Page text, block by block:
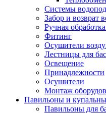
Системы
Забор и возврат
Ручная
Фитинг
Осушители
Лестницы для
Освещение
Принадлежности
Осушители
Монтаж
Павильоны и
Павильоны для